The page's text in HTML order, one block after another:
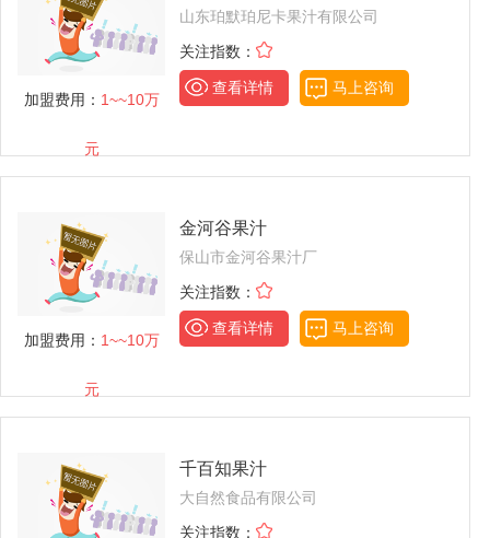
加盟费用： 1~~10万
元
山东珀默珀尼卡果汁有限公司
关注指数：
查看详情 马上咨询
加盟费用： 1~~10万
元
金河谷果汁
保山市金河谷果汁厂
关注指数：
查看详情 马上咨询
千百知果汁
大自然食品有限公司
关注指数：